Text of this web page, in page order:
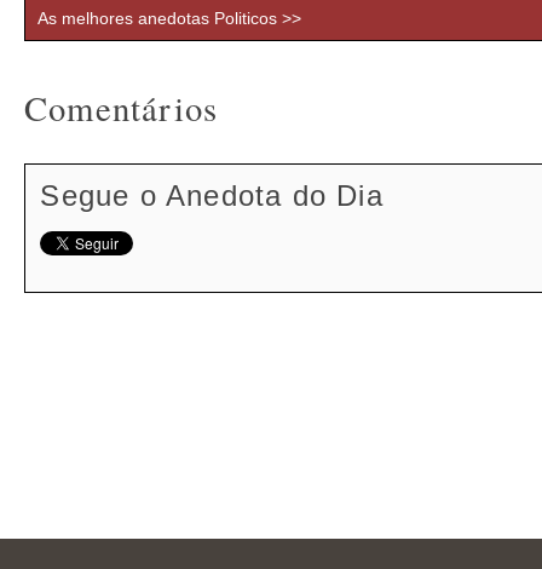
As melhores anedotas Politicos >>
Comentários
Segue o Anedota do Dia